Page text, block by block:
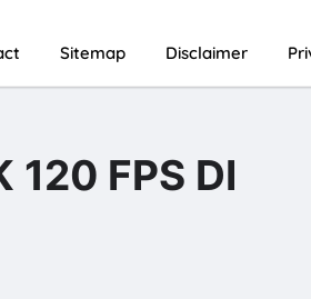
Sitemap Disclaimer
120 FPS DI